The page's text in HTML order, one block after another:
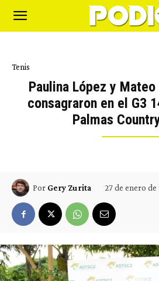
Tenis
Paulina López y
consagraron en el G3
Palmas
Por Gery Zurita 27 de enero de